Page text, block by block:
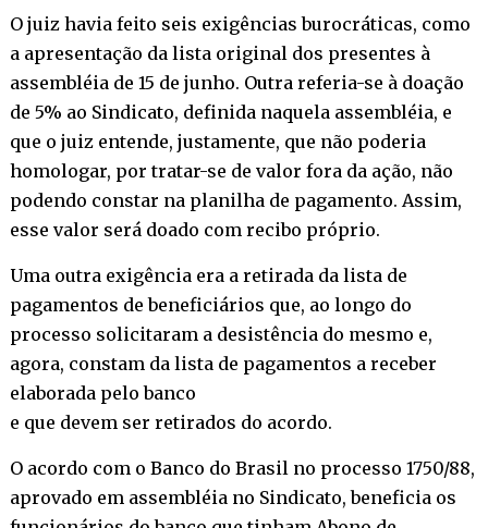
O juiz havia feito seis exigências burocráticas, como
a apresentação da lista original dos presentes à
assembléia de 15 de junho. Outra referia-se à doação
de 5% ao Sindicato, definida naquela assembléia, e
que o juiz entende, justamente, que não poderia
homologar, por tratar-se de valor fora da ação, não
podendo constar na planilha de pagamento. Assim,
esse valor será doado com recibo próprio.
Uma outra exigência era a retirada da lista de
pagamentos de beneficiários que, ao longo do
processo solicitaram a desistência do mesmo e,
agora, constam da lista de pagamentos a receber
elaborada pelo banco
e que devem ser retirados do acordo.
O acordo com o Banco do Brasil no processo 1750/88,
aprovado em assembléia no Sindicato, beneficia os